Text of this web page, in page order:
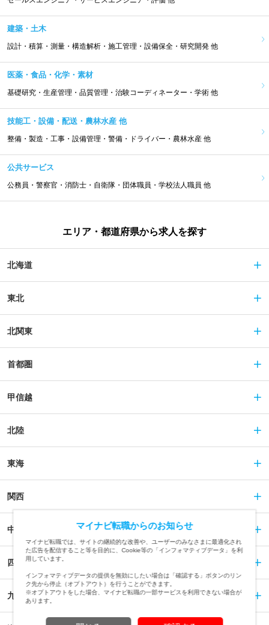
建築・土木
設計・積算・測量・構造解析・施工管理・設備保全・研究開発 他
医薬・食品・化学・素材
基礎研究・生産管理・品質管理・治験コーディネーター・学術 他
技能工・設備・配送・農林水産 他
整備・製造・工事・設備管理・警備・ドライバー・農林水産 他
公共サービス
公務員・警察官・消防士・自衛隊・団体職員・学校法人職員 他
エリア・都道府県から求人を探す
北海道
東北
北関東
首都圏
甲信越
北陸
東海
関西
中国
四国
九州
マイナビ転職からのお知らせ
マイナビ転職では、サイトの継続的な改善や、ユーザーのみなさまに最適化され
た広告を配信すること等を目的に、Cookie等の「インフォマティブデータ」を利
用しています。
インフォマティブデータの提供を無効にしたい場合は「確認する」ボタンのリン
ク先から停止（オプトアウト）を行うことができます。
※オプトアウトをした場合、マイナビ転職の一部サービスを利用できない場合が
あります。